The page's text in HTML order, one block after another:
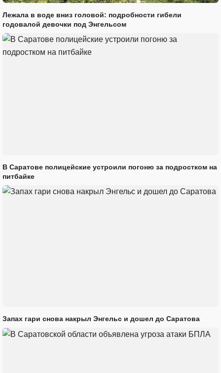
Лежала в воде вниз головой: подробности гибели
годовалой девочки под Энгельсом
В Саратове полицейские устроили погоню за подростком на
питбайке
Запах гари снова накрыл Энгельс и дошел до Саратова